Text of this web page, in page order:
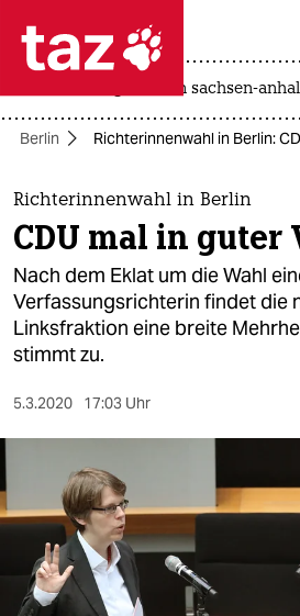
 taz zahl ich
taz zahl ich
themen
politik
öko
gesellschaft
kultur
sport
berlin
nord
wahrheit
landtagswahl in sachsen-
Berlin Richterinnenwahl in Berlin:
Richterinnenwahl in Berlin
CDU mal in guter
Nach dem Eklat um die Wahl
Verfassungsrichterin findet die
Linksfraktion eine breite
stimmt zu.
5.3.2020 17:03 Uhr